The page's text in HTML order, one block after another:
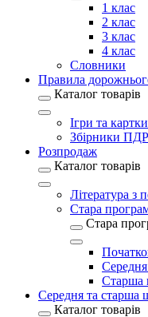
1 клас
2 клас
3 клас
4 клас
Словники
Правила
Каталог товарів
Ігри та
Збірники ПДР
Розпродаж
Каталог товарів
Література з
Стара
Стара
Старша
Середня та
Каталог товарів